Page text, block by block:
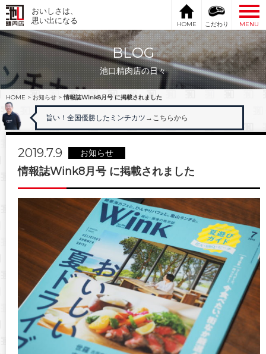
おいしさは、
思い出になる
HOME こだわり MENU
BLOG
池口精肉店の日々
HOME > お知らせ > 情報誌Wink8月号 に掲載されました
旨い！全国優勝したミンチカツ →こちらから
2019.7.9 お知らせ
情報誌Wink8月号 に掲載されました